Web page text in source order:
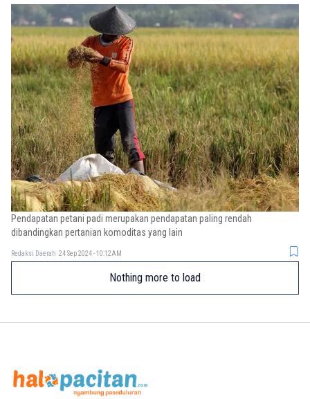
Pendapatan petani padi merupakan pendapatan paling rendah
dibandingkan pertanian komoditas yang lain
Redaksi Daerah 24 Sep 2024 - 10:12AM
Nothing more to load